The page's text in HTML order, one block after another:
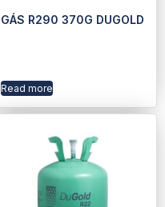
GÁS R290 370G DUGOLD
Read more